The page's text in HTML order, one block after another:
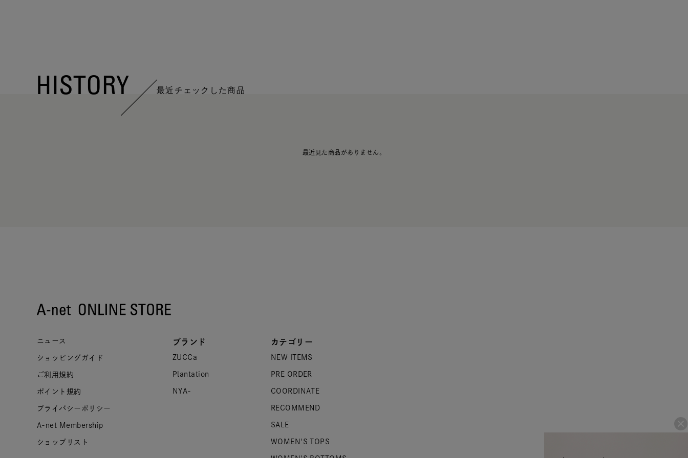
HISTORY 最近チェックした商品
最近見た商品がありません。
ニュース
ショッピングガイド
ご利用規約
ポイント規約
プライバシーポリシー
A-net Membership
ショップリスト
ブランド
ZUCCa
Plantation
NYA-
カテゴリー
NEW ITEMS
PRE ORDER
COORDINATE
RECOMMEND
SALE
WOMEN'S TOPS